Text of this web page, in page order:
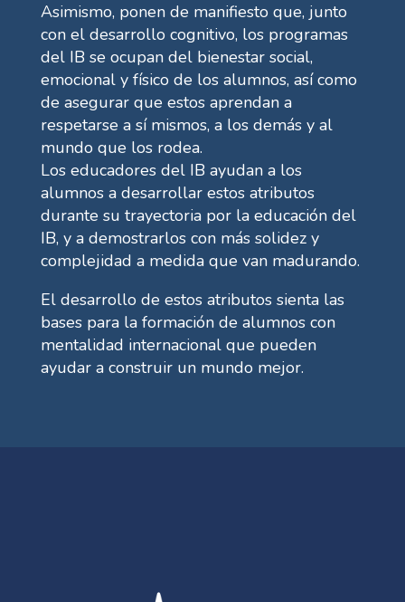
Asimismo, ponen de manifiesto que, junto
con el desarrollo cognitivo, los programas
del IB se ocupan del bienestar social,
emocional y físico de los alumnos, así como
de asegurar que estos aprendan a
respetarse a sí mismos, a los demás y al
mundo que los rodea.
Los educadores del IB ayudan a los
alumnos a desarrollar estos atributos
durante su trayectoria por la educación del
IB, y a demostrarlos con más solidez y
complejidad a medida que van madurando.
El desarrollo de estos atributos sienta las
bases para la formación de alumnos con
mentalidad internacional que pueden
ayudar a construir un mundo mejor.